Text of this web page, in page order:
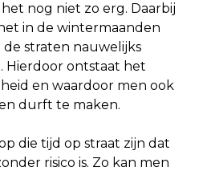
nog niet zo erg. Daarbij
in de wintermaanden
de straten nauwelijks
Hierdoor ontstaat het
en waardoor men ook
durft te maken.
die tijd op straat zijn dat
risico is. Zo kan men